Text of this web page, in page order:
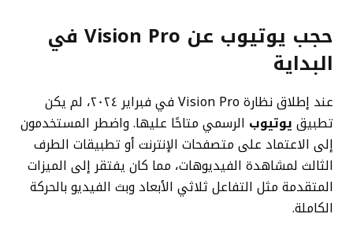
حجب يوتيوب عن Vision Pro في
البداية
عند إطلاق نظارة Vision Pro في فبراير ٢٠٢٤، لم يكن
تطبيق يوتيوب الرسمي متاحًا عليها. واضطر المستخدمون
إلى الاعتماد على متصفحات الإنترنت أو تطبيقات الطرف
الثالث لمشاهدة الفيديوهات، مما كان يفتقر إلى الميزات
المتقدمة مثل التفاعل ثلاثي الأبعاد وبث الفيديو بالحركة
الكاملة.